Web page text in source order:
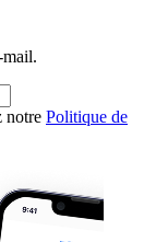
mail.
notre Politique de